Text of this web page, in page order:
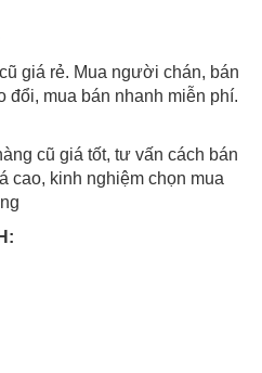
giá rẻ. Mua người chán, bán
đổi, mua bán nhanh miễn phí.
cũ giá tốt, tư vấn cách bán
cao, kinh nghiệm chọn mua